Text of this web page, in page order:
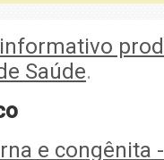
Saúde.
e congênita